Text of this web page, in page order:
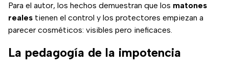
Para el autor, los hechos demuestran que los matones
reales tienen el control y los protectores empiezan a
parecer cosméticos: visibles pero ineficaces.
La pedagogía de la impotencia